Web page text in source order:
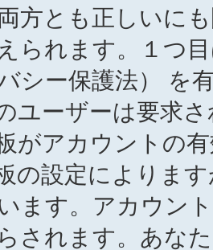
方とも正しいに
られます。１つ
シー保護法） を
ユーザーは要求
がアカウントの
の設定によりま
ます。アカウン
されます。あな